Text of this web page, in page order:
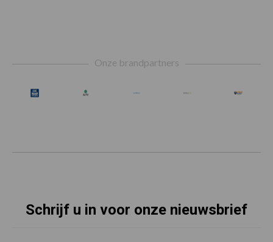
Onze brandpartners
Schrijf u in voor onze nieuwsbrief